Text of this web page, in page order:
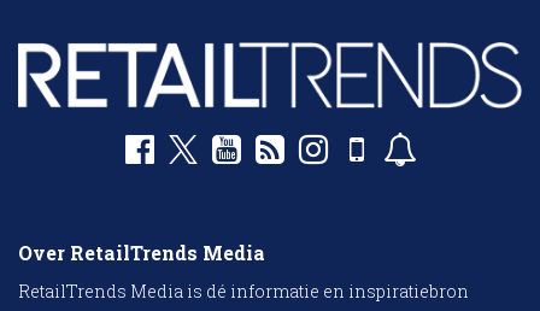
Over RetailTrends Media
RetailTrends Media is dé informatie en inspiratiebron